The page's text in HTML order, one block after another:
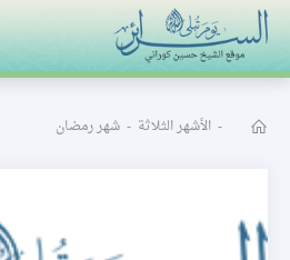
البث المباشر
- الأشهر الثلاثة - شهر رمضان